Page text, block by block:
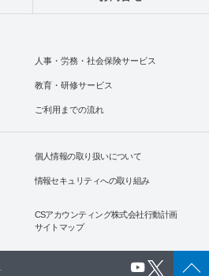
人事・労務・社会保険サービス
教育・研修サービス
ご利用までの流れ
個人情報の取り扱いについて
情報セキュリティへの取り組み
CSアカウンティング株式会社行動計画
サイトマップ